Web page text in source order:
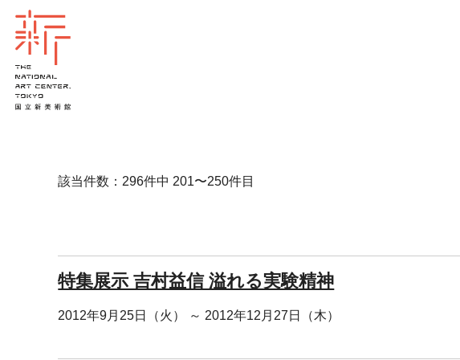
該当件数：296件中 201〜250件目
特集展示 吉村益信 溢れる実験精神
2012年9月25日（火） ～ 2012年12月27日（木）